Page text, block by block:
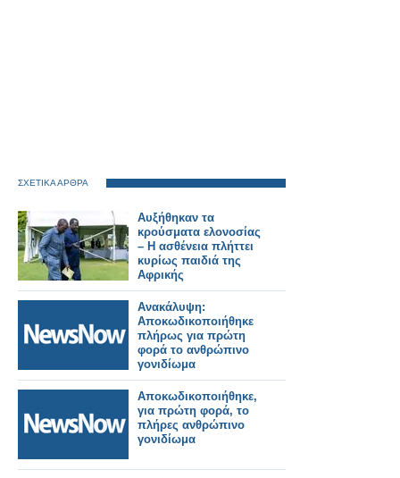
ΣΧΕΤΙΚΑ ΑΡΘΡΑ
Αυξήθηκαν τα
κρούσματα ελονοσίας
– Η ασθένεια πλήττει
κυρίως παιδιά της
Αφρικής
Ανακάλυψη:
Αποκωδικοποιήθηκε
πλήρως για πρώτη
φορά το ανθρώπινο
γονιδίωμα
Αποκωδικοποιήθηκε,
για πρώτη φορά, το
πλήρες ανθρώπινο
γονιδίωμα